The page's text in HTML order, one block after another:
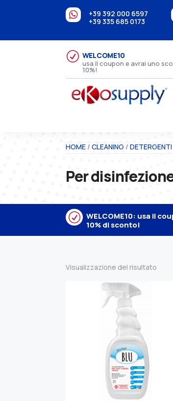

+39 392 000 6597
+39 335 685 0173
R WELCOME10
usa il coupon e avrai uno
10%!
HOME /CLEANING /DETERGENTI
Per
R WELCOME10: usa il
10% di sconto!
Visualizzazione del risultato